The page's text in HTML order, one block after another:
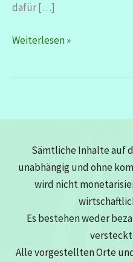
dafür […]
Seychellen
Weiterlesen »
Sämtliche Inhalte auf
unabhängig und ohne
wird nicht
Es bestehen weder
Alle vorgestellten Orte